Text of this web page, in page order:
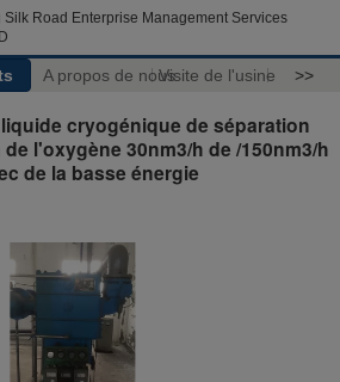
Silk Road Enterprise Management Services
A propos de nousVisite de l'usine >>
cryogénique de séparation
l'oxygène 30nm3/h de /150nm3/h
de la basse énergie